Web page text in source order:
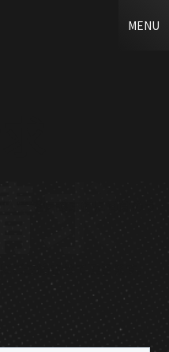
MENU
Rights Reserved.
求
情報保護方針に同意のう
ご連絡させて頂きます。